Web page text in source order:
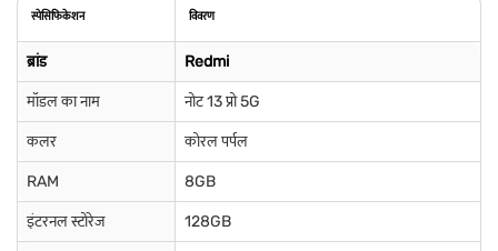
स्पेसिफिकेशन विवरण
ब्रांड Redmi
मॉडल का नाम नोट 13 प्रो 5G
कलर कोरल पर्पल
RAM 8GB
इंटरनल स्टोरेज 128GB